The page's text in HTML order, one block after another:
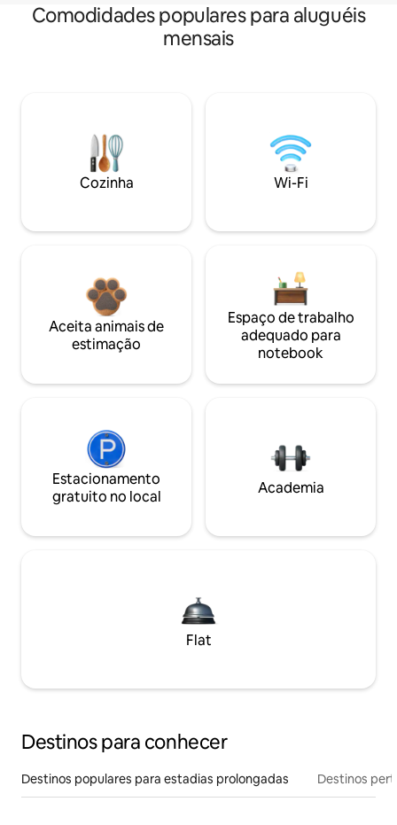
Comodidades populares para aluguéis
mensais
Cozinha Wi-Fi
Aceita animais de
estimação
Espaço de trabalho
adequado para
notebook
Estacionamento
gratuito no local
Academia
Flat
Destinos para conhecer
Destinos populares para estadias prolongadas Destinos